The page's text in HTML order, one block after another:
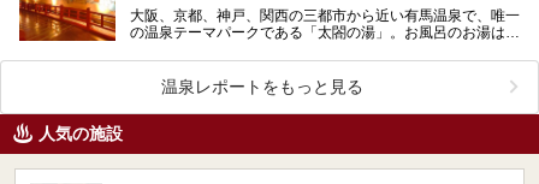
大阪、京都、神戸、関西の三都市から近い有馬温泉で、唯一
の温泉テーマパークである「太閤の湯」。お風呂のお湯は金
温泉レポートをもっと見る
人気の施設